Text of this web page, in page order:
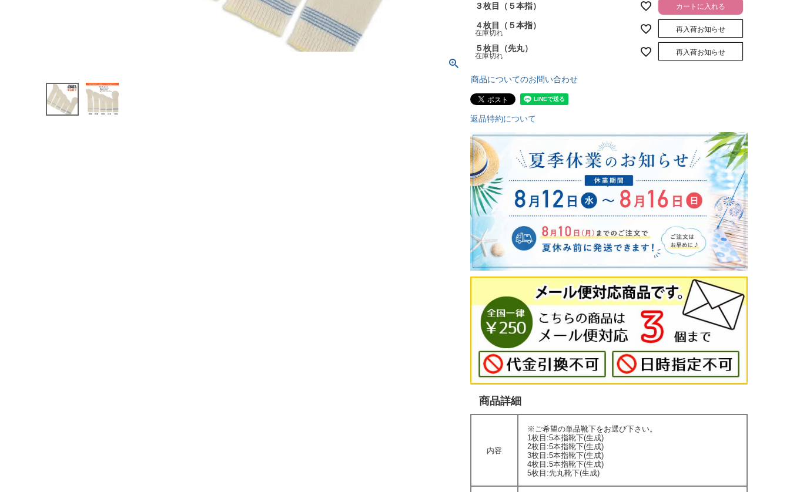
３枚目（５本指） カートに入れる
４枚目（５本指）
在庫切れ 再入荷お知らせ
５枚目（先丸）
在庫切れ 再入荷お知らせ
商品についてのお問い合わせ
返品特約について
商品詳細
内容
※ご希望の単品靴下をお選び下さい。
1枚目:5本指靴下(生成)
2枚目:5本指靴下(生成)
3枚目:5本指靴下(生成)
4枚目:5本指靴下(生成)
5枚目:先丸靴下(生成)